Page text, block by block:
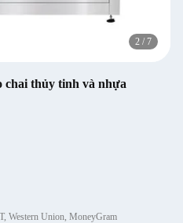
2 / 7
chai thủy tinh và nhựa
Western Union, MoneyGram